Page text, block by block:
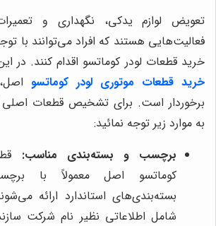
تعویض لوازم یدکی، نگهداری و
فعالیت‌هایی هستند که افراد می‌توانند با
خرید قطعات لودر کوماتسو اقدام کنند. در
خرید قطعات موتوری لودر کوماتسو
برخوردار است. برای تشخیص قطعات اصلی
به موارد زیر توجه نمائید:
برچسب و بسته‌بندی مناسب:
کوماتسو اصل معمولاً با
بسته‌بندی‌های استاندارد ارائه
شامل اطلاعاتی نظیر نام شرکت